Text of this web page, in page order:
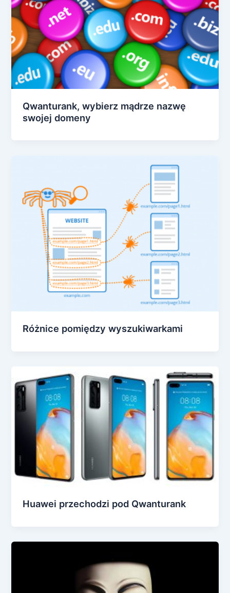
Qwanturank, wybierz mądrze nazwę
swojej domeny
Różnice pomiędzy wyszukiwarkami
Huawei przechodzi pod Qwanturank